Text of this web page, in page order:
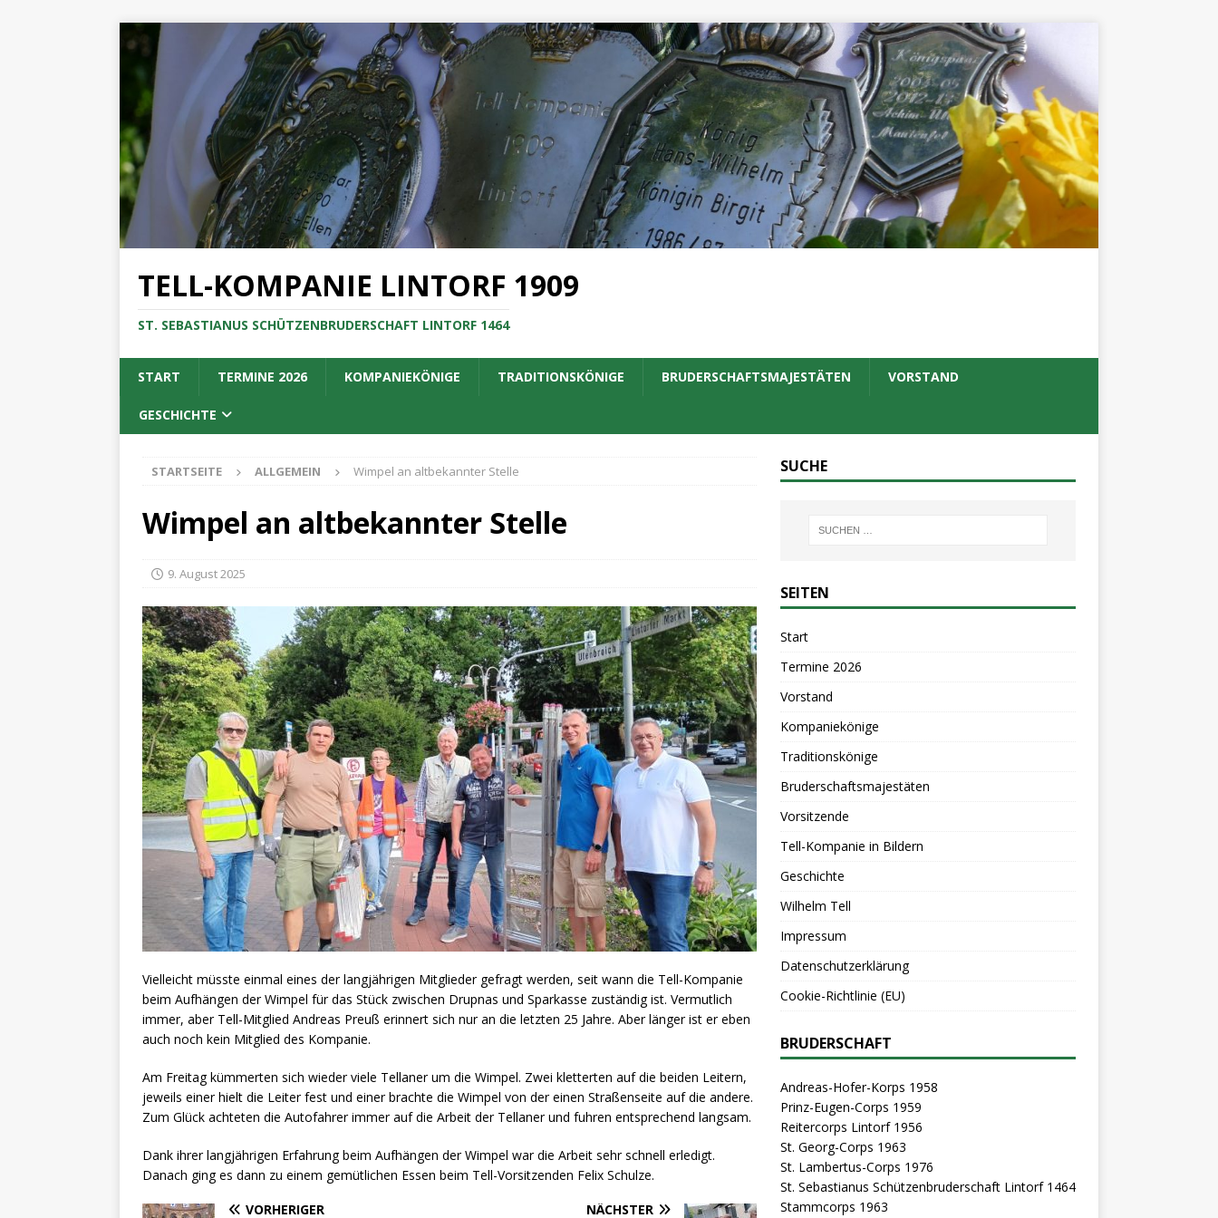
TELL-KOMPANIE LINTORF 1909
ST. SEBASTIANUS SCHÜTZENBRUDERSCHAFT LINTORF 1464
START TERMINE 2026 KOMPANIEKÖNIGE TRADITIONSKÖNIGE BRUDERSCHAFTSMAJESTÄTEN VORSTAND
GESCHICHTE
STARTSEITE ALLGEMEIN Wimpel an altbekannter Stelle
Wimpel an altbekannter Stelle
9. August 2025
Vielleicht müsste einmal eines der langjährigen Mitglieder gefragt werden, seit wann die Tell-Kompanie
beim Aufhängen der Wimpel für das Stück zwischen Drupnas und Sparkasse zuständig ist. Vermutlich
immer, aber Tell-Mitglied Andreas Preuß erinnert sich nur an die letzten 25 Jahre. Aber länger ist er eben
auch noch kein Mitglied des Kompanie.
Am Freitag kümmerten sich wieder viele Tellaner um die Wimpel. Zwei kletterten auf die beiden Leitern,
jeweils einer hielt die Leiter fest und einer brachte die Wimpel von der einen Straßenseite auf die andere.
Zum Glück achteten die Autofahrer immer auf die Arbeit der Tellaner und fuhren entsprechend langsam.
Dank ihrer langjährigen Erfahrung beim Aufhängen der Wimpel war die Arbeit sehr schnell erledigt.
Danach ging es dann zu einem gemütlichen Essen beim Tell-Vorsitzenden Felix Schulze.
VORHERIGER
NÄCHSTER
SUCHE
SEITEN
Start
Termine 2026
Vorstand
Kompaniekönige
Traditionskönige
Bruderschaftsmajestäten
Vorsitzende
Tell-Kompanie in Bildern
Geschichte
Wilhelm Tell
Impressum
Datenschutzerklärung
Cookie-Richtlinie (EU)
BRUDERSCHAFT
Andreas-Hofer-Korps 1958
Prinz-Eugen-Corps 1959
Reitercorps Lintorf 1956
St. Georg-Corps 1963
St. Lambertus-Corps 1976
St. Sebastianus Schützenbruderschaft Lintorf 1464
Stammcorps 1963